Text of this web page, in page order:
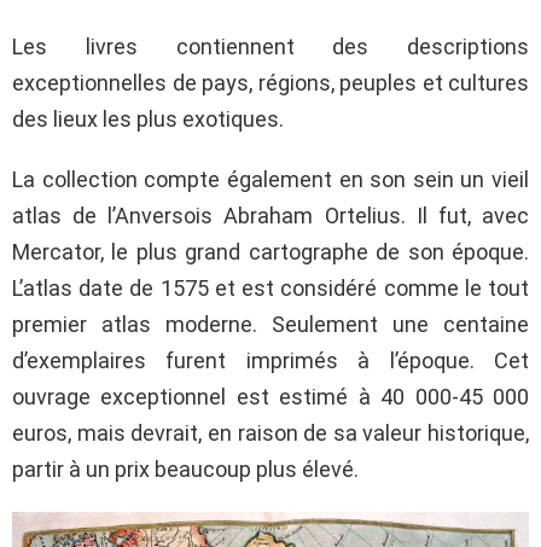
Les livres contiennent des descriptions
exceptionnelles de pays, régions, peuples et cultures
des lieux les plus exotiques.
La collection compte également en son sein un vieil
atlas de l’Anversois Abraham Ortelius. Il fut, avec
Mercator, le plus grand cartographe de son époque.
L’atlas date de 1575 et est considéré comme le tout
premier atlas moderne. Seulement une centaine
d’exemplaires furent imprimés à l’époque. Cet
ouvrage exceptionnel est estimé à 40 000-45 000
euros, mais devrait, en raison de sa valeur historique,
partir à un prix beaucoup plus élevé.